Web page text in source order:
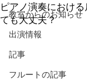
教室からのお知らせ
出演情報
記事
フルートの記事
ピアノ演奏におけ
ても大丈夫？